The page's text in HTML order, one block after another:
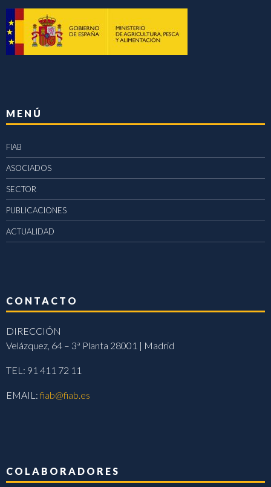
MENÚ
FIAB
ASOCIADOS
SECTOR
PUBLICACIONES
ACTUALIDAD
CONTACTO
DIRECCIÓN
Velázquez, 64 – 3ª Planta 28001 | Madrid
TEL: 91 411 72 11
EMAIL:fiab@fiab.es
COLABORADORES